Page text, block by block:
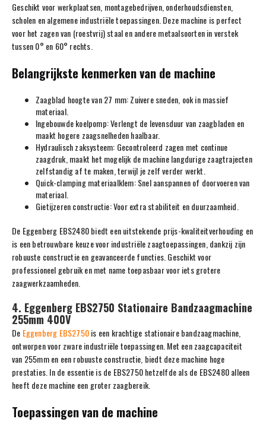
Geschikt voor werkplaatsen, montagebedrijven, onderhoudsdiensten,
scholen en algemene industriële toepassingen. Deze machine is perfect
voor het zagen van (roestvrij) staal en andere metaalsoorten in verstek
tussen 0° en 60° rechts.
Belangrijkste kenmerken van de machine
Zaagblad hoogte van 27 mm: Zuivere sneden, ook in massief
materiaal.
Ingebouwde koelpomp: Verlengt de levensduur van zaagbladen en
maakt hogere zaagsnelheden haalbaar.
Hydraulisch zaksysteem: Gecontroleerd zagen met continue
zaagdruk, maakt het mogelijk de machine langdurige zaagtrajecten
zelfstandig af te maken, terwijl je zelf verder werkt.
Quick-clamping materiaalklem: Snel aanspannen of doorvoeren van
materiaal.
Gietijzeren constructie: Voor extra stabiliteit en duurzaamheid.
De Eggenberg EBS2480 biedt een uitstekende prijs-kwaliteitverhouding en
is een betrouwbare keuze voor industriële zaagtoepassingen, dankzij zijn
robuuste constructie en geavanceerde functies. Geschikt voor
professioneel gebruik en met name toepasbaar voor iets grotere
zaagwerkzaamheden.
4. Eggenberg EBS2750 Stationaire Bandzaagmachine
255mm 400V
De Eggenberg EBS2750is een krachtige stationaire bandzaagmachine,
ontworpen voor zware industriële toepassingen. Met een zaagcapaciteit
van 255mm en een robuuste constructie, biedt deze machine hoge
prestaties. In de essentie is de EBS2750 hetzelfde als de EBS2480 alleen
heeft deze machine een groter zaagbereik.
Toepassingen van de machine